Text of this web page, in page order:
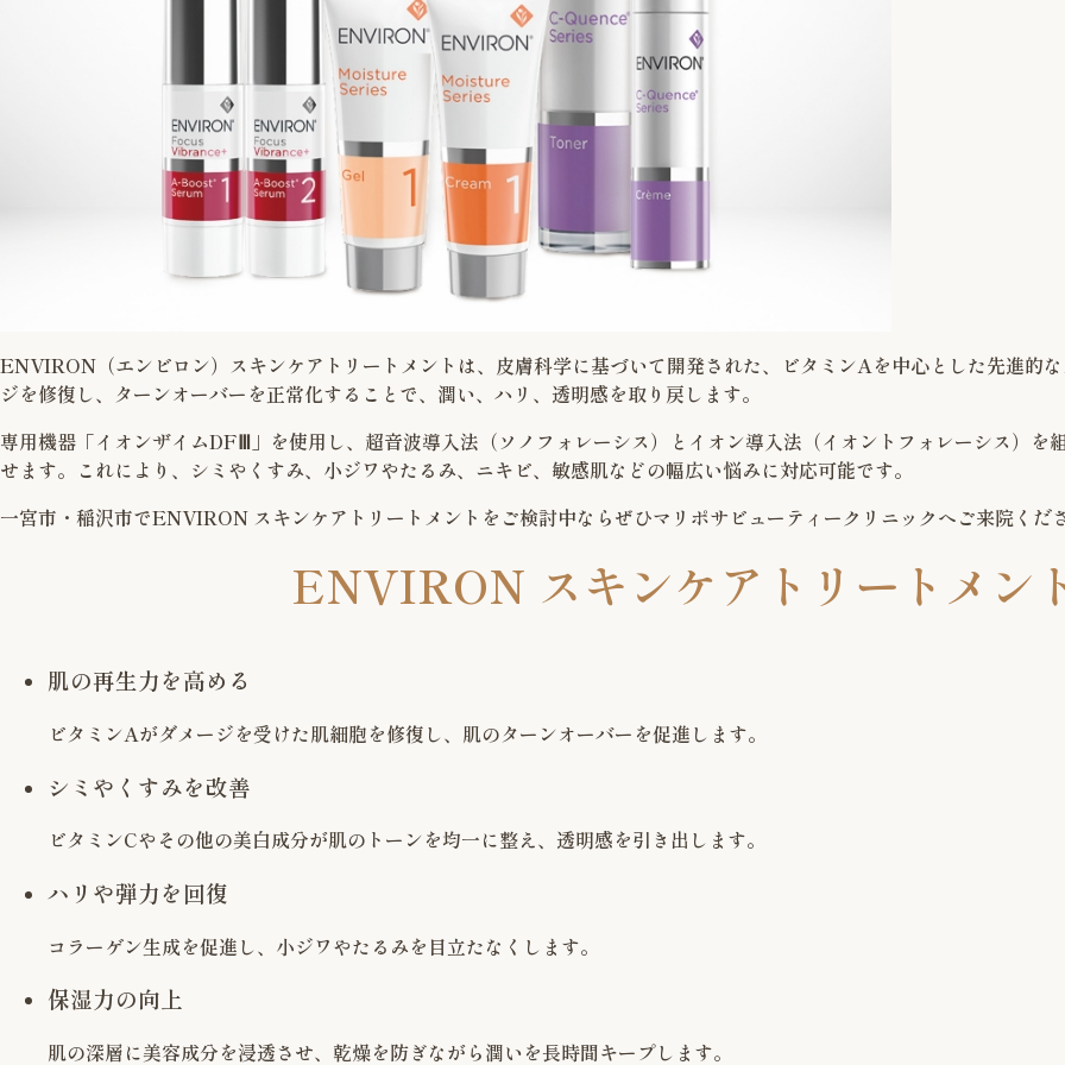
ENVIRON（エンビロン）スキンケアトリートメントは、皮膚科学に基づいて開発された、ビタミンAを中心とした先進的
ジを修復し、ターンオーバーを正常化することで、潤い、ハリ、透明感を取り戻します。
専用機器「イオンザイムDFⅢ」を使用し、超音波導入法（ソノフォレーシス）とイオン導入法（イオントフォレーシス）
せます。これにより、シミやくすみ、小ジワやたるみ、ニキビ、敏感肌などの幅広い悩みに対応可能です。
一宮市・稲沢市でENVIRON スキンケアトリートメントをご検討中ならぜひマリポサビューティークリニックへご来院くだ
ENVIRON スキンケアトリートメン
肌の再生力を高める
ビタミンAがダメージを受けた肌細胞を修復し、肌のターンオーバーを促進します。
シミやくすみを改善
ビタミンCやその他の美白成分が肌のトーンを均一に整え、透明感を引き出します。
ハリや弾力を回復
コラーゲン生成を促進し、小ジワやたるみを目立たなくします。
保湿力の向上
肌の深層に美容成分を浸透させ、乾燥を防ぎながら潤いを長時間キープします。